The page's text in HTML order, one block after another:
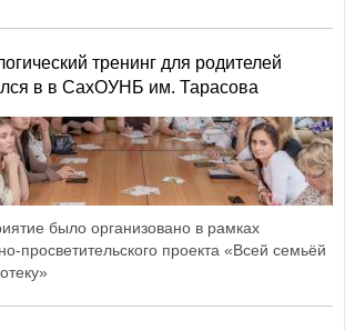
тренинг для родителей
в в СахОУНБ им. Тарасова
было организовано в рамках
просветительского проекта «Всей семьёй